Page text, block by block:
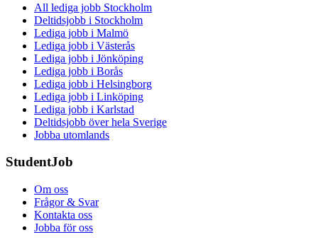
All lediga jobb Stockholm
Deltidsjobb i Stockholm
Lediga jobb i Malmö
Lediga jobb i Västerås
Lediga jobb i Jönköping
Lediga jobb i Borås
Lediga jobb i Helsingborg
Lediga jobb i Linköping
Lediga jobb i Karlstad
Deltidsjobb över hela Sverige
Jobba utomlands
StudentJob
Om oss
Frågor & Svar
Kontakta oss
Jobba för oss